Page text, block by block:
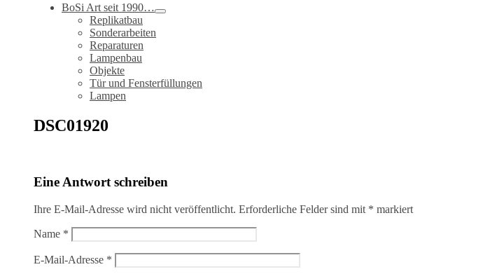
BoSi Art seit 1990…
Replikatbau
Sonderarbeiten
Reparaturen
Lampenbau
Objekte
Tür und Fensterfüllungen
Lampen
DSC01920
Eine Antwort schreiben
Ihre E-Mail-Adresse wird nicht veröffentlicht. Erforderliche Felder sind mit * markiert
Name *
E-Mail-Adresse *